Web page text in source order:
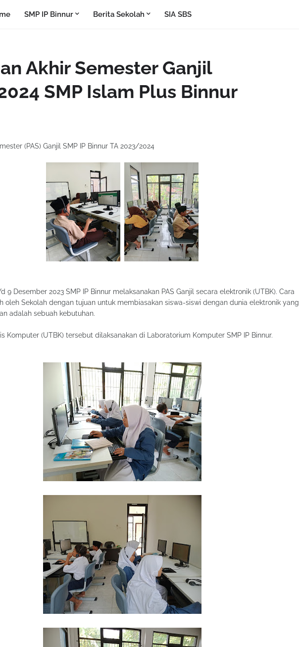
SMP IP Binnur Berita Sekolah SIA SBS
Akhir Semester Ganjil
SMP Islam Plus Binnur
(PAS) Ganjil SMP IP Binnur TA 2023/2024
9 Desember 2023 SMP IP Binnur melaksanakan PAS Ganjil secara elektronik (UTBK). Cara
oleh Sekolah dengan tujuan untuk membiasakan siswa-siswi dengan dunia elektronik yang
adalah sebuah kebutuhan.
Komputer (UTBK) tersebut dilaksanakan di Laboratorium Komputer SMP IP Binnur.